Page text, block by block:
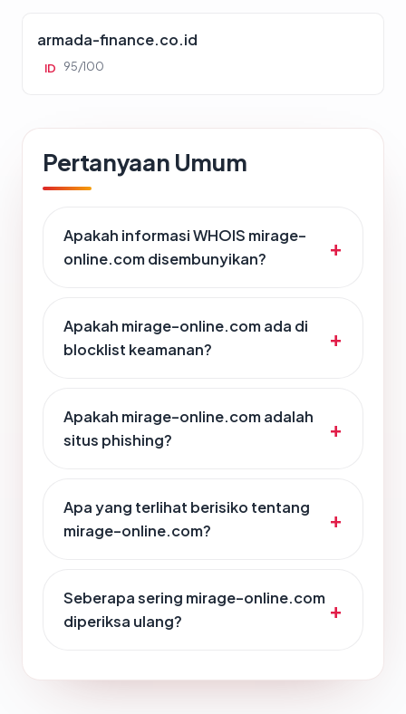
armada-finance.co.id
ID 95/100
Pertanyaan Umum
Apakah informasi WHOIS mirage-
online.com disembunyikan?
Apakah mirage-online.com ada di
blocklist keamanan?
Apakah mirage-online.com adalah
situs phishing?
Apa yang terlihat berisiko tentang
mirage-online.com?
Seberapa sering mirage-online.com
diperiksa ulang?